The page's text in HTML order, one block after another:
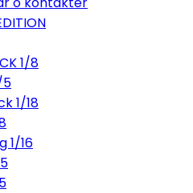
1/8
5
1/18
1/16